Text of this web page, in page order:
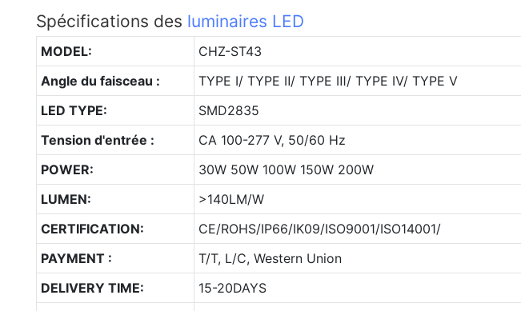
Spécifications des luminaires LED
MODEL:
CHZ-ST43
Angle du faisceau :
TYPE Ⅰ/ TYPE Ⅱ/ TYPE Ⅲ/ TYPE Ⅳ/ TYPE Ⅴ
LED TYPE:
SMD2835
Tension d'entrée :
CA 100-277 V, 50/60 Hz
POWER:
30W 50W 100W 150W 200W
LUMEN:
>140LM/W
CERTIFICATION:
CE/ROHS/IP66/IK09/ISO9001/ISO14001/
PAYMENT :
T/T, L/C, Western Union
DELIVERY TIME:
15-20DAYS